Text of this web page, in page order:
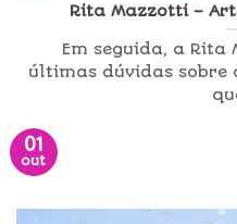
Rita Mazzotti –
Em seguida, a
últimas dúvidas sobre
01
out